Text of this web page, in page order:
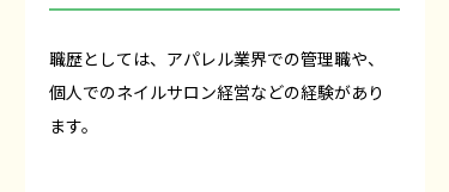
職歴としては、アパレル業界での管理職や、
個人でのネイルサロン経営などの経験があり
ます。